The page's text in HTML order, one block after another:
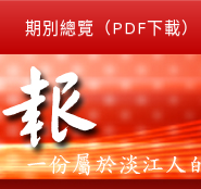
期別總覽（PDF下載）